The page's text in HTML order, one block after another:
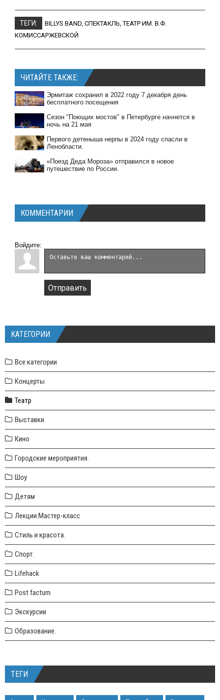
ТЕГИ: BILLYS BAND, СПЕКТАКЛЬ,ТЕАТР ИМ. В.Ф.
КОМИССАРЖЕВСКОЙ
ЧИТАЙТЕ ТАКЖЕ:
Эрмитаж сохранил в 2022 году 7 декабря день
бесплатного посещения
Сезон "Поющих мостов" в Петербурге начнется в
ночь на 21 мая
Первого детеныша нерпы в 2024 году спасли в
Ленобласти.
«Поезд Деда Мороза» отправился в новое
путешествие по России.
КОММЕНТАРИИ
Войдите:
Отправить
КАТЕГОРИИ
Все категории
Концерты
Театр
Выставки
Кино
Городские мероприятия.
Шоу
Детям
Лекции.Мастер-класс
Стиль и красота.
Спорт.
Lifehack
Post factum
Экскурсии
Образование.
ТЕГИ